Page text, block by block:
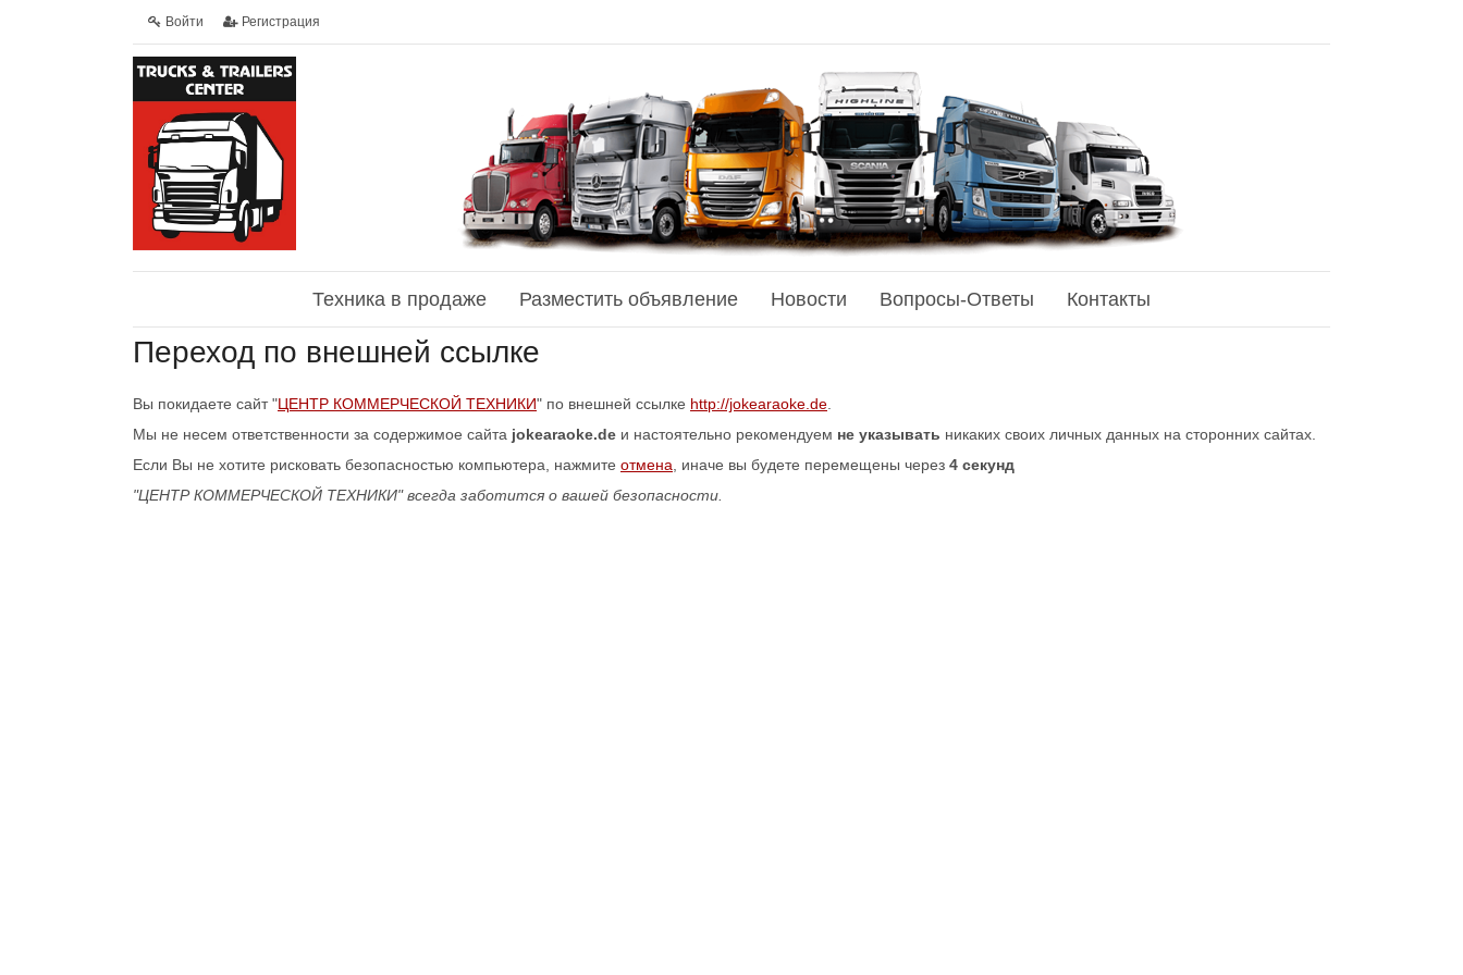
Войти Регистрация
Техника в продаже Разместить объявление Новости Вопросы-Ответы Контакты
Переход по внешней ссылке
Вы покидаете сайт "ЦЕНТР КОММЕРЧЕСКОЙ ТЕХНИКИ" по внешней ссылке http://jokearaoke.de
Мы не несем ответственности за содержимое сайта jokearaoke.de и настоятельно рекомендуем не указывать никаких своих личных данных на сторонних сайтах.
Если Вы не хотите рисковать безопасностью компьютера, нажмите отмена , иначе вы будете перемещены через 4 секунд
"ЦЕНТР КОММЕРЧЕСКОЙ ТЕХНИКИ" всегда заботится о вашей безопасности.